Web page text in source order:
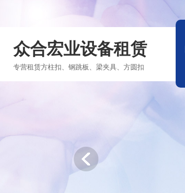
众合宏业设备租赁
专营租赁方柱扣、钢跳板、梁夹具、方圆扣